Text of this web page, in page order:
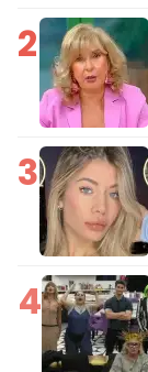
2
3
4